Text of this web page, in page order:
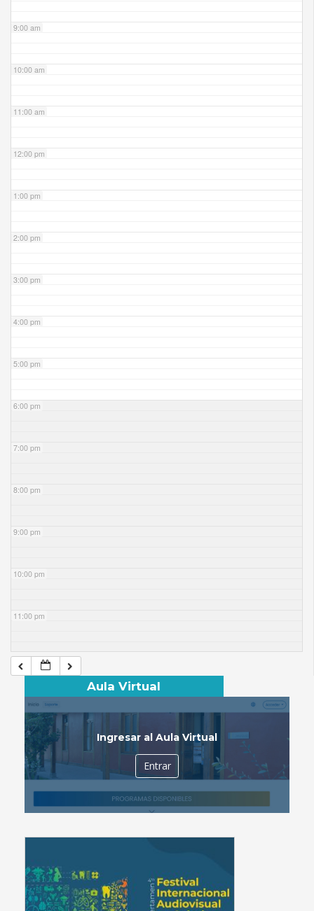
9:00 am
10:00 am
11:00 am
12:00 pm
1:00 pm
2:00 pm
3:00 pm
4:00 pm
5:00 pm
6:00 pm
7:00 pm
8:00 pm
9:00 pm
10:00 pm
11:00 pm
Aula Virtual
Ingresar al Aula Virtual
Entrar